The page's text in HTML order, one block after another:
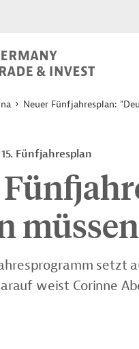
Neuer Fünfjahresplan:
Fünfjahresplan
weist Corinne